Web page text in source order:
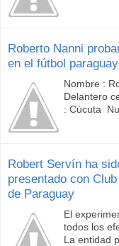
Roberto Nanni
en el fútbol
Nombre :
Delantero
: Cúcuta
Robert Servín ha
presentado con
de Paraguay
El
todos los
La entidad